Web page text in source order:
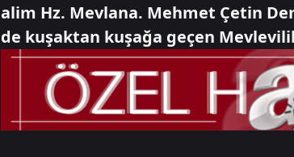
alim Hz. Mevlana. Mehmet Çetin
de kuşaktan kuşağa geçen